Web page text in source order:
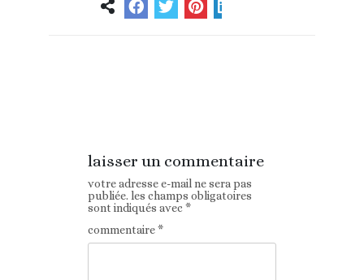
laisser un commentaire
votre adresse e-mail ne sera pas
publiée. les champs obligatoires
sont indiqués avec*
commentaire*